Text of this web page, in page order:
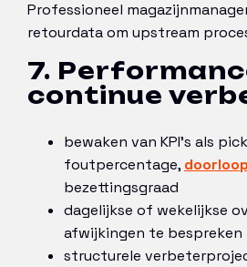
Professioneel
retourdata om upstream
7.
continue
bewaken van KPI’s als
foutpercentage,
bezettingsgraad
dagelijkse of wekelijkse
afwijkingen te bespreken
structurele